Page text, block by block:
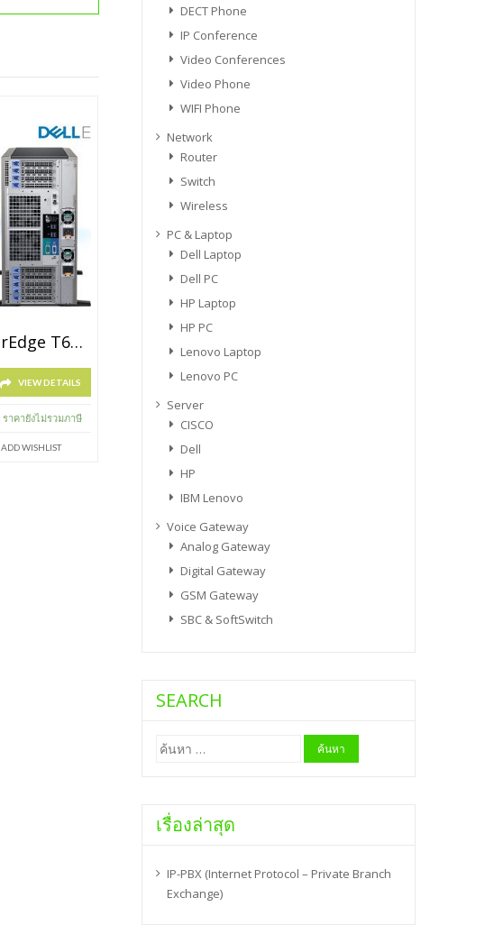
DELL EMC PowerEdge T640 [P/N SNST6404110]
VIEW DETAILS
ราคายังไม่รวมภาษี
ADD WISHLIST
DECT Phone
IP Conference
Video Conferences
Video Phone
WIFI Phone
Network
Router
Switch
Wireless
PC & Laptop
Dell Laptop
Dell PC
HP Laptop
HP PC
Lenovo Laptop
Lenovo PC
Server
CISCO
Dell
HP
IBM Lenovo
Voice Gateway
Analog Gateway
Digital Gateway
GSM Gateway
SBC & SoftSwitch
SEARCH
ค้นหา
สำหรับ:
เรื่องล่าสุด
IP-PBX (Internet Protocol – Private Branch
Exchange)